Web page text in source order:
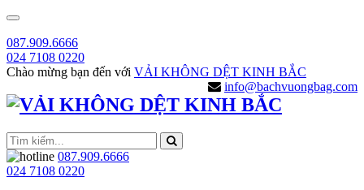
087.909.6666
024 7108 0220
Chào mừng bạn đến với VẢI KHÔNG DỆT KINH BẮC
info@bachvuongbag.com
087.909.6666
024 7108 0220